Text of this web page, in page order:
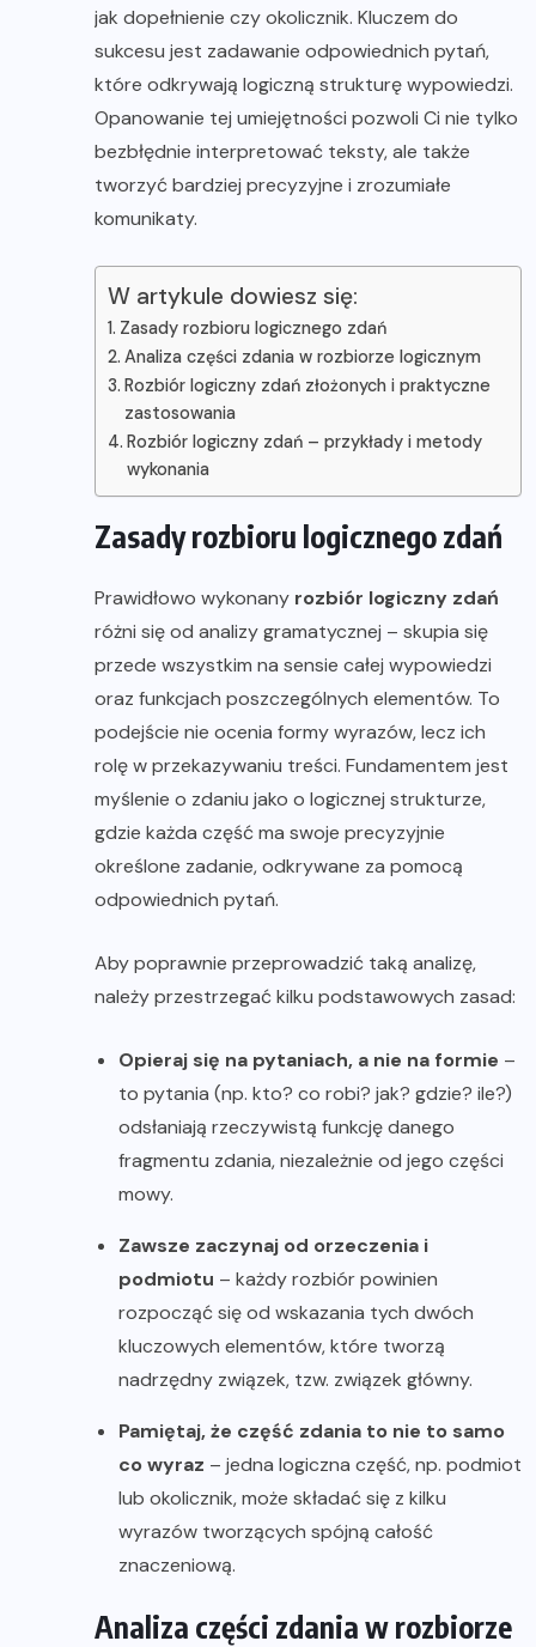
jak dopełnienie czy okolicznik. Kluczem do
sukcesu jest zadawanie odpowiednich pytań,
które odkrywają logiczną strukturę wypowiedzi.
Opanowanie tej umiejętności pozwoli Ci nie tylko
bezbłędnie interpretować teksty, ale także
tworzyć bardziej precyzyjne i zrozumiałe
komunikaty.
W artykule dowiesz się:
Zasady rozbioru logicznego zdań
Analiza części zdania w rozbiorze logicznym
Rozbiór logiczny zdań złożonych i praktyczne
zastosowania
Rozbiór logiczny zdań – przykłady i metody
wykonania
Zasady rozbioru logicznego zdań
Prawidłowo wykonany rozbiór logiczny zdań
różni się od analizy gramatycznej – skupia się
przede wszystkim na sensie całej wypowiedzi
oraz funkcjach poszczególnych elementów. To
podejście nie ocenia formy wyrazów, lecz ich
rolę w przekazywaniu treści. Fundamentem jest
myślenie o zdaniu jako o logicznej strukturze,
gdzie każda część ma swoje precyzyjnie
określone zadanie, odkrywane za pomocą
odpowiednich pytań.
Aby poprawnie przeprowadzić taką analizę,
należy przestrzegać kilku podstawowych zasad:
Opieraj się na pytaniach, a nie na formie –
to pytania (np. kto? co robi? jak? gdzie? ile?)
odsłaniają rzeczywistą funkcję danego
fragmentu zdania, niezależnie od jego części
mowy.
Zawsze zaczynaj od orzeczenia i
podmiotu – każdy rozbiór powinien
rozpocząć się od wskazania tych dwóch
kluczowych elementów, które tworzą
nadrzędny związek, tzw. związek główny.
Pamiętaj, że część zdania to nie to samo
co wyraz – jedna logiczna część, np. podmiot
lub okolicznik, może składać się z kilku
wyrazów tworzących spójną całość
znaczeniową.
Analiza części zdania w rozbiorze